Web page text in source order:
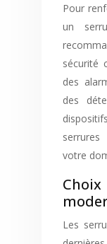
Pour
un
sécurité
des
des
votre
Les